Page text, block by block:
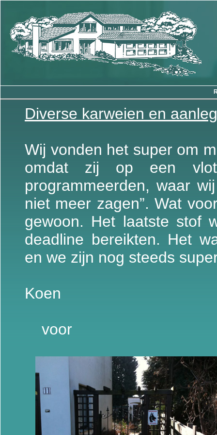
Diverse karweien en
Wij vonden het super om
omdat zij op een
programmeerden, waar
niet meer zagen”. Wat
gewoon. Het laatste stof
deadline bereikten. Het
en we zijn nog steeds
Koen